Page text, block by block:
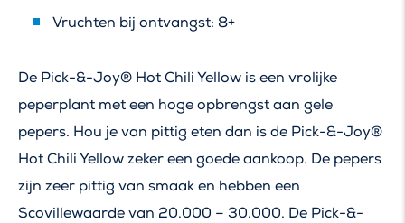
Vruchten bij ontvangst: 8+
De Pick-&-Joy® Hot Chili Yellow is een vrolijke
peperplant met een hoge opbrengst aan gele
pepers. Hou je van pittig eten dan is de Pick-&-Joy®
Hot Chili Yellow zeker een goede aankoop. De pepers
zijn zeer pittig van smaak en hebben een
Scovillewaarde van 20.000 – 30.000. De Pick-&-